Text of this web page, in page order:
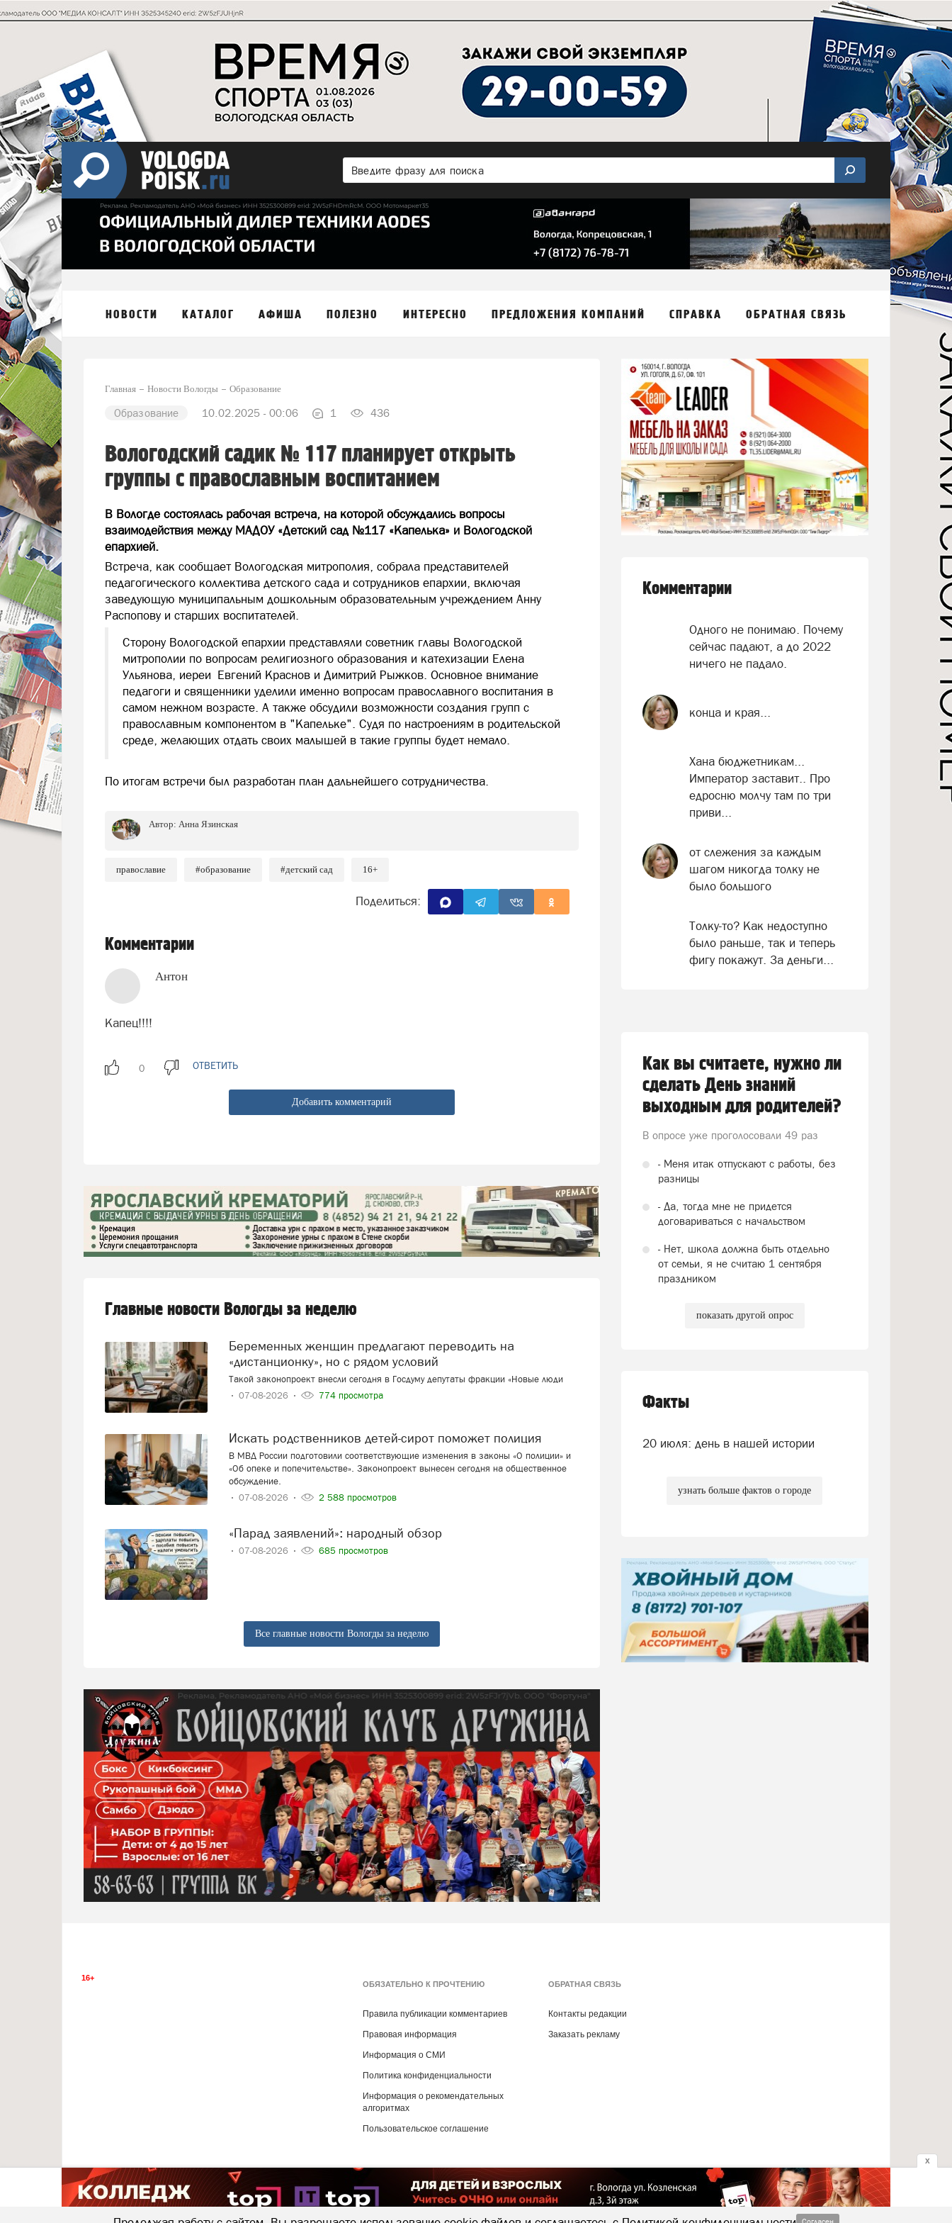
НОВОСТИ КАТАЛОГ АФИША ПОЛЕЗНО ИНТЕРЕСНО ПРЕДЛОЖЕНИЯ КОМПАНИЙ СПРАВКА ОБРАТНАЯ СВЯЗЬ
Главная Новости Вологды Образование
Образование 10.02.2025 - 00:06 1 436
Вологодский садик № 117 планирует открыть
группы с православным воспитанием
В Вологде состоялась рабочая встреча, на которой обсуждались вопросы
взаимодействия между МАДОУ «Детский сад №117 «Капелька» и Вологодской
епархией.
Встреча, как сообщает Вологодская митрополия, собрала представителей
педагогического коллектива детского сада и сотрудников епархии, включая
заведующую муниципальным дошкольным образовательным учреждением Анну
Распопову и старших воспитателей.
Сторону Вологодской епархии представляли советник главы Вологодской
митрополии по вопросам религиозного образования и катехизации Елена
Ульянова, иереи Евгений Краснов и Димитрий Рыжков. Основное внимание
педагоги и священники уделили именно вопросам православного воспитания в
самом нежном возрасте. А также обсудили возможности создания групп с
православным компонентом в "Капельке". Судя по настроениям в родительской
среде, желающих отдать своих малышей в такие группы будет немало.
По итогам встречи был разработан план дальнейшего сотрудничества.
Автор: Анна Язинская
православие #образование #детский сад 16+
Поделиться:
Комментарии
Антон
Капец!!!!
ОТВЕТИТЬ
Добавить комментарий
Главные новости Вологды за неделю
Беременных женщин предлагают переводить на
«дистанционку», но с рядом условий
Такой законопроект внесли сегодня в Госдуму депутаты фракции «Новые люди
07-08-2026
774 просмотра
Искать родственников детей-сирот поможет полиция
В МВД России подготовили соответствующие изменения в законы «О полиции» и
«Об опеке и попечительстве». Законопроект вынесен сегодня на общественное
обсуждение.
07-08-2026
2 588 просмотров
«Парад заявлений»: народный обзор
07-08-2026 685 просмотров
Все главные новости Вологды за неделю
Комментарии
Одного не понимаю. Почему
сейчас падают, а до 2022
ничего не падало.
конца и края...
Хана бюджетникам...
Император заставит.. Про
едросню молчу там по три
приви...
от слежения за каждым
шагом никогда толку не
было большого
Толку-то? Как недоступно
было раньше, так и теперь
фигу покажут. За деньги...
Как вы считаете, нужно ли
сделать День знаний
выходным для родителей?
В опросе уже проголосовали 49 раз
- Меня итак отпускают с работы, без
разницы
- Да, тогда мне не придется
договариваться с начальством
- Нет, школа должна быть отдельно
от семьи, я не считаю 1 сентября
праздником
показать другой опрос
Факты
20 июля: день в нашей истории
узнать больше фактов о городе
x
16+
ОБЯЗАТЕЛЬНО К ПРОЧТЕНИЮ
Правила публикации комментариев
Правовая информация
Информация о СМИ
Политика конфиденциальности
Информация о рекомендательных
алгоритмах
Пользовательское соглашение
ОБРАТНАЯ СВЯЗЬ
Контакты редакции
Заказать рекламу
Copyright ©2016- 2026Рекламная группа «Медиа консалт»